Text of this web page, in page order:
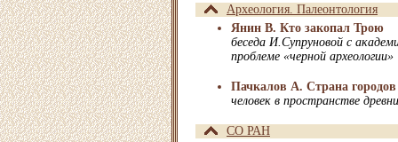
Археология. Палеонтология
Янин В. Кто закопал Трою
беседа И.Супруновой с
проблеме «черной археологии»
Пачкалов А. Страна
человек в пространстве
СО РАН